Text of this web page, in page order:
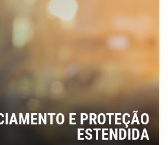
E PROTEÇÃO
ESTENDIDA